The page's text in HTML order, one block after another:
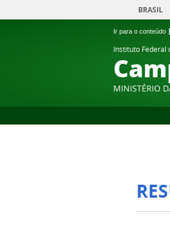
Ir para o conteúdo
BRASIL
Instituto Federal
MINISTÉRIO